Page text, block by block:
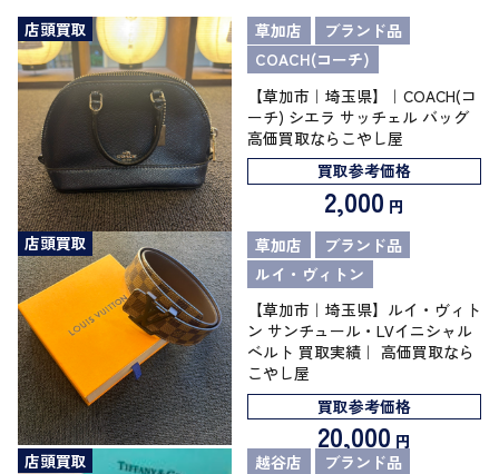
店頭買取 草加店
ブランド品
COACH(コーチ)
【草加市｜埼玉県】｜COACH(コ
ーチ) シエラ サッチェル バッグ
高価買取ならこやし屋
買取参考価格
2,000 円
店頭買取
草加店
ブランド品
ルイ・ヴィトン
【草加市｜埼玉県】ルイ・ヴィト
ン サンチュール・LVイニシャル
ベルト 買取実績｜ 高価買取なら
こやし屋
買取参考価格
20,000 円
店頭買取
越谷店
ブランド品